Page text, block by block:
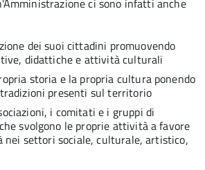
ci sono infatti anche
dei suoi cittadini promuovendo
didattiche e attività culturali
storia e la propria cultura ponendo
presenti sul territorio
i comitati e i gruppi di
svolgono le proprie attività a favore
settori sociale, culturale, artistico,